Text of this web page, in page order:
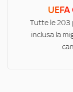
Tutte le 203
inclusa la